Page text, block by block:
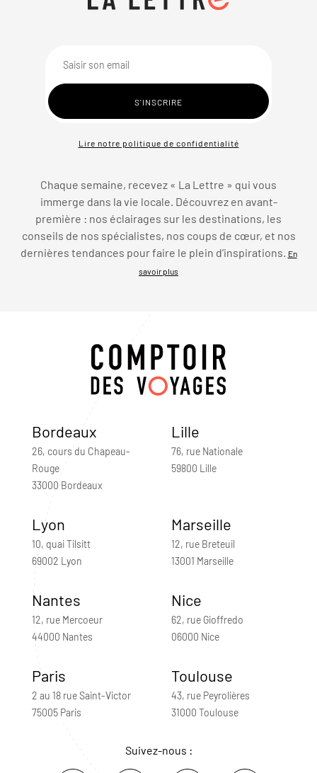
Lire notre politique de confidentialité
Chaque semaine, recevez « La Lettre » qui vous
immerge dans la vie locale. Découvrez en avant-
première : nos éclairages sur les destinations, les
conseils de nos spécialistes, nos coups de cœur, et nos
dernières tendances pour faire le plein d’inspirations.
En
savoir plus
Bordeaux
26, cours du Chapeau-
Rouge
33000 Bordeaux
Lille
76, rue Nationale
59800 Lille
Lyon
10, quai Tilsitt
69002 Lyon
Marseille
12, rue Breteuil
13001 Marseille
Nantes
12, rue Mercoeur
44000 Nantes
Nice
62, rue Gioffredo
06000 Nice
Paris
2 au 18 rue Saint-Victor
75005 Paris
Toulouse
43, rue Peyrolières
31000 Toulouse
Suivez-nous :